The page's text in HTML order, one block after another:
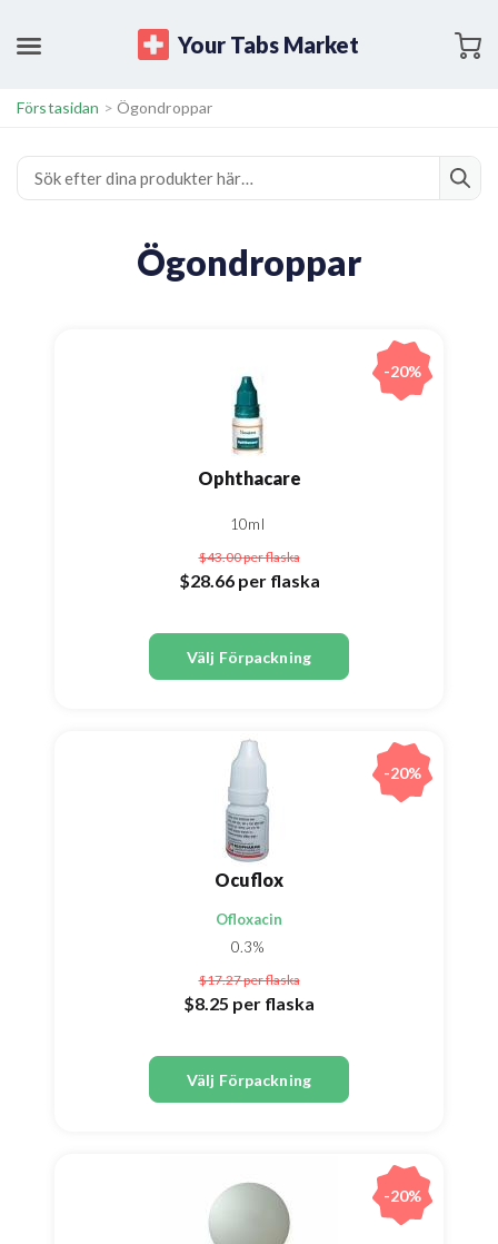
Your Tabs Market
Förstasidan > Ögondroppar
Ögondroppar
Ophthacare
10ml
$43.00per flaska
$28.66 per flaska
Välj Förpackning
-20%
Ocuflox
Ofloxacin
0.3%
$17.27per flaska
$8.25 per flaska
Välj Förpackning
-20%
-20%